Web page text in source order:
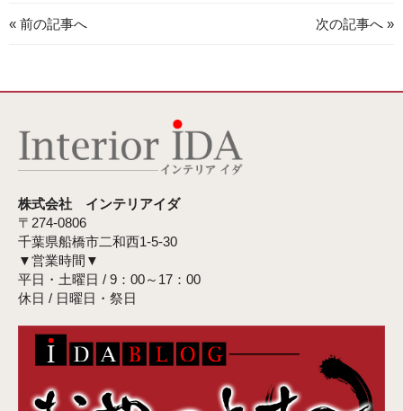
« 前の記事へ 次の記事へ »
株式会社 インテリアイダ
〒274-0806
千葉県船橋市二和西1-5-30
▼営業時間▼
平日・土曜日 / 9：00～17：00
休日 / 日曜日・祭日